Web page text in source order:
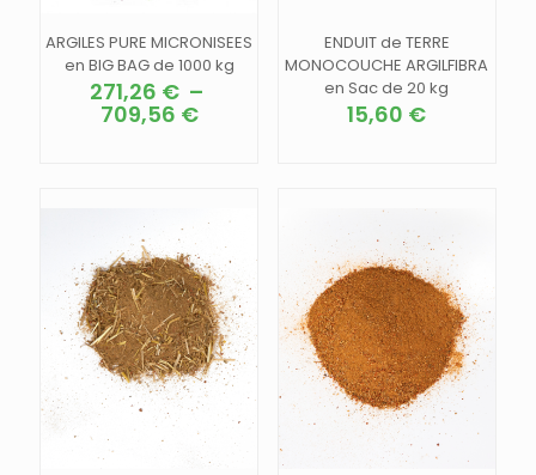
ARGILES PURE MICRONISEES
en BIG BAG de 1000 kg
271,26 € –
709,56 €Plage
709,56 €
variations.
Les
options
peuvent
être
choisies
sur
la
page
du
produit
ENDUIT de TERRE
MONOCOUCHE ARGILFIBRA
en Sac de 20 kg
15,60 €
plusieurs
variations.
Les
options
peuvent
être
choisies
sur
la
page
du
produit